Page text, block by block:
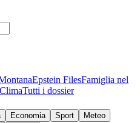
Epstein FilesFamiglia nel
Tutti i dossier
Economia Sport
Meteo